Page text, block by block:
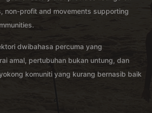
non-profit and movements supporting
dwibahasa percuma yang
amal, pertubuhan bukan untung, dan
komuniti yang kurang bernasib baik